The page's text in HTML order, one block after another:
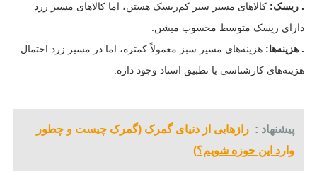
. ریسک: کالاهای مسیر سبز کم‌ریسک هستن، اما کالاهای مسیر زرد
دارای ریسک متوسط محسوب میشن.
. هزینه‌ها: هزینه‌های مسیر سبز معمولاً کمتره، اما در مسیر زرد احتمال
هزینه‌های کارشناسی یا تطبیق اسناد وجود داره.
پیشنهاد : رازهایی از دنیای گمرک (گمرک چیست و چطور
وارد این حوزه شویم؟)